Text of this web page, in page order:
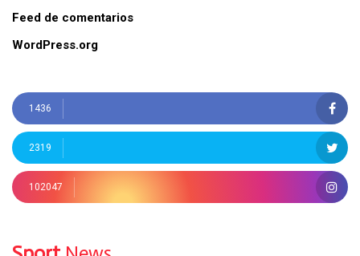
Feed de comentarios
WordPress.org
1436
2319
102047